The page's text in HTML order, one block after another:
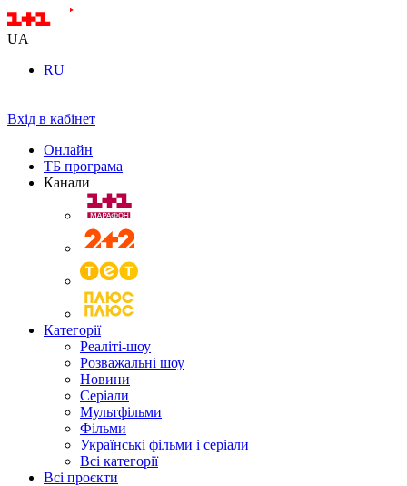
UA
RU
Вхід в кабінет
Онлайн
ТБ програма
Канали
Категорії
Реаліті-шоу
Розважальні шоу
Новини
Серіали
Мультфільми
Фільми
Українські фільми і серіали
Всі категорії
Всі проєкти